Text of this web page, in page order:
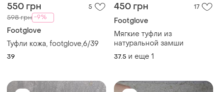
550 грн 5
598 грн -9%
Footglove
Туфли кожа, footglove,6/39
39
450 грн 17
Footglove
Мягкие туфли из
натуральной замши
37.5 и еще 1